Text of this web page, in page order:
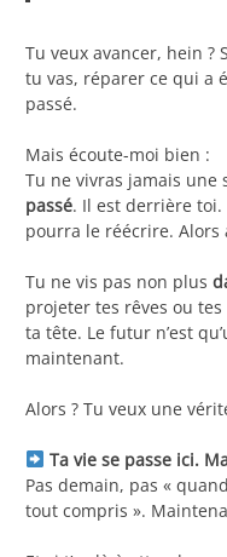
Tu veux avancer, hein
tu vas, réparer ce qui a
passé.
Mais écoute-moi bien :
Tu ne vivras jamais une
passé. Il est derrière toi.
pourra le réécrire. Alors
Tu ne vis pas non plus
projeter tes rêves ou
ta tête. Le futur n’est
maintenant.
Alors ? Tu veux une
Ta vie se passe ici.
Pas demain, pas «
tout compris ».